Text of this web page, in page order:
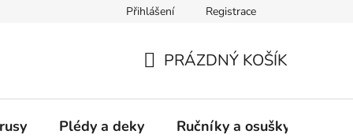
Přihlášení Registrace
KOŠÍK
PRÁZDNÝ KOŠÍK
Plédy a deky Ručníky a osušky - frotté